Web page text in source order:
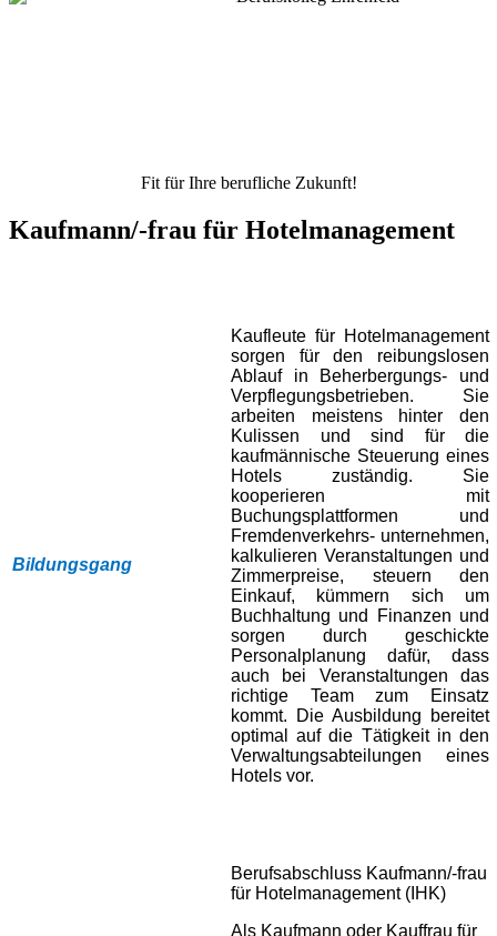
Fit für Ihre berufliche Zukunft!
Kaufmann/-frau für Hotelmanagement
Bildungsgang
Kaufleute für Hotelmanagement
sorgen für den reibungslosen
Ablauf in Beherbergungs- und
Verpflegungsbetrieben. Sie
arbeiten meistens hinter den
Kulissen und sind für die
kaufmännische Steuerung eines
Hotels zuständig. Sie
kooperieren mit
Buchungsplattformen und
Fremdenverkehrs- unternehmen,
kalkulieren Veranstaltungen und
Zimmerpreise, steuern den
Einkauf, kümmern sich um
Buchhaltung und Finanzen und
sorgen durch geschickte
Personalplanung dafür, dass
auch bei Veranstaltungen das
richtige Team zum Einsatz
kommt. Die Ausbildung bereitet
optimal auf die Tätigkeit in den
Verwaltungsabteilungen eines
Hotels vor.
Berufsabschluss Kaufmann/-frau
für Hotelmanagement (IHK)
Als Kaufmann oder Kauffrau für